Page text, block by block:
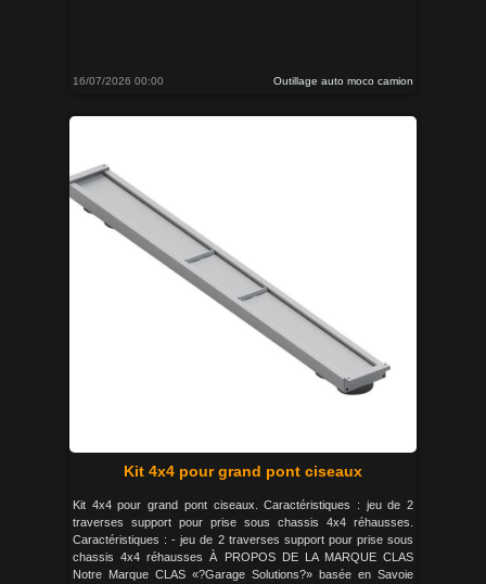
16/07/2026 00:00 Outillage auto moco camion
Kit 4x4 pour grand pont ciseaux
Kit 4x4 pour grand pont ciseaux. Caractéristiques : jeu de 2
traverses support pour prise sous chassis 4x4 réhausses.
Caractéristiques : - jeu de 2 traverses support pour prise sous
chassis 4x4 réhausses À PROPOS DE LA MARQUE CLAS
Notre Marque CLAS «?Garage Solutions?» basée en Savoie